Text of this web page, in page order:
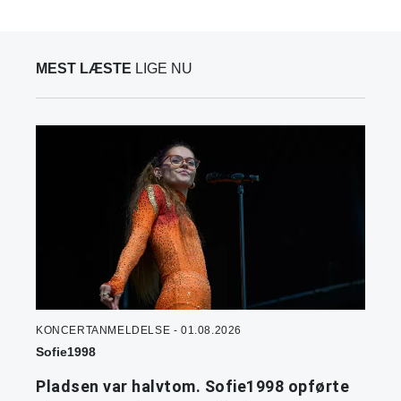
MEST LÆSTE LIGE NU
KONCERTANMELDELSE - 01.08.2026
Sofie1998
Pladsen var halvtom. Sofie1998 opførte